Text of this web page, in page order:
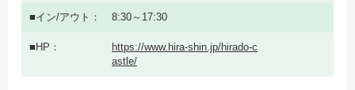
イン/アウト 8:30～17:30
HP
https://www.hira-shin.jp/hirado-c
astle/